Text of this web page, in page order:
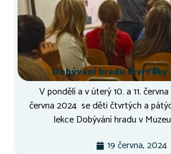
Dobývání hradu čtvrťáky
V pondělí a v úterý 10. a 11.
června 2024 se děti čtvrtých a
lekce Dobývání hradu v
19 června, 2024